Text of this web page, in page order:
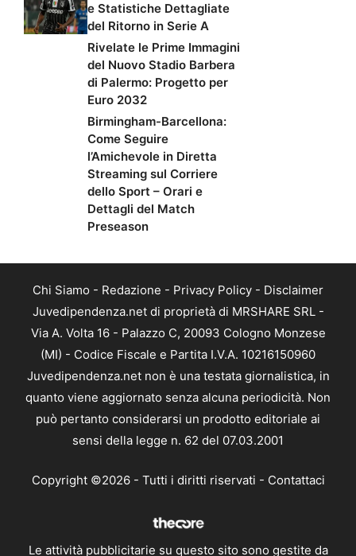
e Statistiche Dettagliate
del Ritorno in Serie A
Rivelate le Prime Immagini
del Nuovo Stadio Barbera
di Palermo: Progetto per
Euro 2032
Birmingham-Barcellona:
Come Seguire
l’Amichevole in Diretta
Streaming sul Corriere
dello Sport – Orari e
Dettagli del Match
Preseason
Chi Siamo - Redazione - Privacy Policy - Disclaimer
Juvedipendenza.net di proprietà di MRSHARE SRL -
Via A. Volta 16 - Palazzo C, 20093 Cologno Monzese
(MI) - Codice Fiscale e Partita I.V.A. 10216150960
Juvedipendenza.net non è una testata giornalistica, in
quanto viene aggiornato senza alcuna periodicità. Non
può pertanto considerarsi un prodotto editoriale ai
sensi della legge n. 62 del 07.03.2001
Copyright ©2026 - Tutti i diritti riservati - Contattaci
Le attività pubblicitarie su questo sito sono gestite da